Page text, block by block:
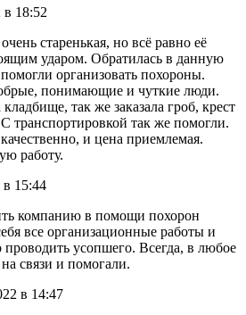
в 18:52
старенькая, но всё равно её
ударом. Обратилась в данную
организовать похороны.
понимающие и чуткие люди.
так же заказала гроб, крест
транспортировкой так же помогли.
и цена приемлемая.
работу.
в 15:44
компанию в помощи похорон
все организационные работы и
проводить усопшего. Всегда, в любое
связи и помогали.
в 14:47